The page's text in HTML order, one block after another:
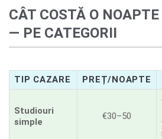
CÂT COSTĂ O
— PE CATEGORII
TIP CAZARE PREȚ/NOAPTE
Studiouri
simple
€30–50